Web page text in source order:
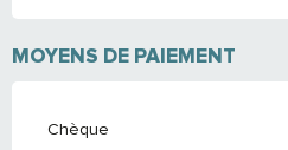
MOYENS DE PAIEMENT
Chèque